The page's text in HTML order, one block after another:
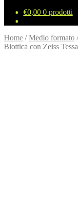
€0,00 0 prodotti
Home /Medio formato
Biottica con Zeiss